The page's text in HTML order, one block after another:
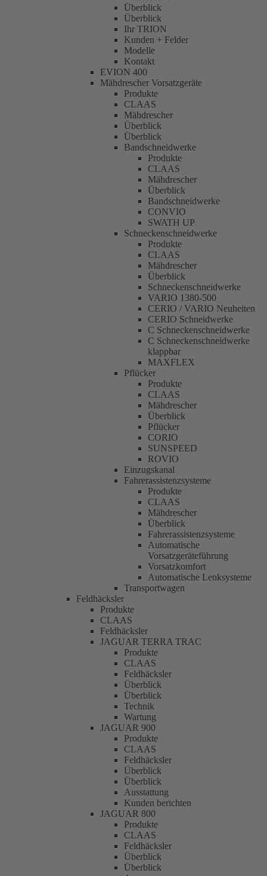
Überblick
Überblick
Ihr TRION
Kunden + Felder
Modelle
Kontakt
EVION 400
Mähdrescher Vorsatzgeräte
Produkte
CLAAS
Mähdrescher
Überblick
Überblick
Bandschneidwerke
Produkte
CLAAS
Mähdrescher
Überblick
Bandschneidwerke
CONVIO
SWATH UP
Schneckenschneidwerke
Produkte
CLAAS
Mähdrescher
Überblick
Schneckenschneidwerke
VARIO 1380-500
CERIO / VARIO Neuheiten
CERIO Schneidwerke
C Schneckenschneidwerke
C Schneckenschneidwerke
klappbar
MAXFLEX
Pflücker
Produkte
CLAAS
Mähdrescher
Überblick
Pflücker
CORIO
SUNSPEED
ROVIO
Einzugskanal
Fahrerassistenzsysteme
Produkte
CLAAS
Mähdrescher
Überblick
Fahrerassistenzsysteme
Automatische
Vorsatzgeräteführung
Vorsatzkomfort
Automatische Lenksysteme
Transportwagen
Feldhäcksler
Produkte
CLAAS
Feldhäcksler
JAGUAR TERRA TRAC
Produkte
CLAAS
Feldhäcksler
Überblick
Überblick
Technik
Wartung
JAGUAR 900
Produkte
CLAAS
Feldhäcksler
Überblick
Überblick
Ausstattung
Kunden berichten
JAGUAR 800
Produkte
CLAAS
Feldhäcksler
Überblick
Überblick